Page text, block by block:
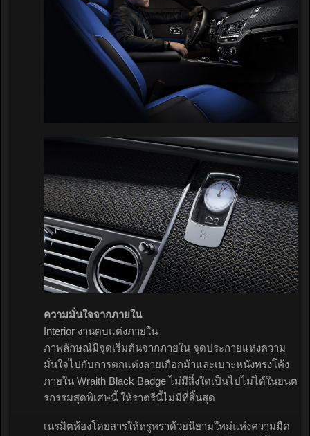
ความมั่นใจจากภายใน
Interior งานตบแต่งภายใน
ภาพลักษณ์มีจุดเริ่มต้นจากภายใน จุดประกายแห่งความ
มั่นใจไปกับการตกแต่งลายเกือกม้าและเบาะหนังทรงโค้ง
ภายใน Wraith Black Badge ไม่มีสิ่งใดเป็นไปไม่ได้ในยนต
รกรรมสุดพิเศษนี้ ให้ราตรีนี้ไม่มีที่สิ้นสุด
เนรมิตห้องโดยสารให้หรูหราด้วยนิยามใหม่แห่งความมืด